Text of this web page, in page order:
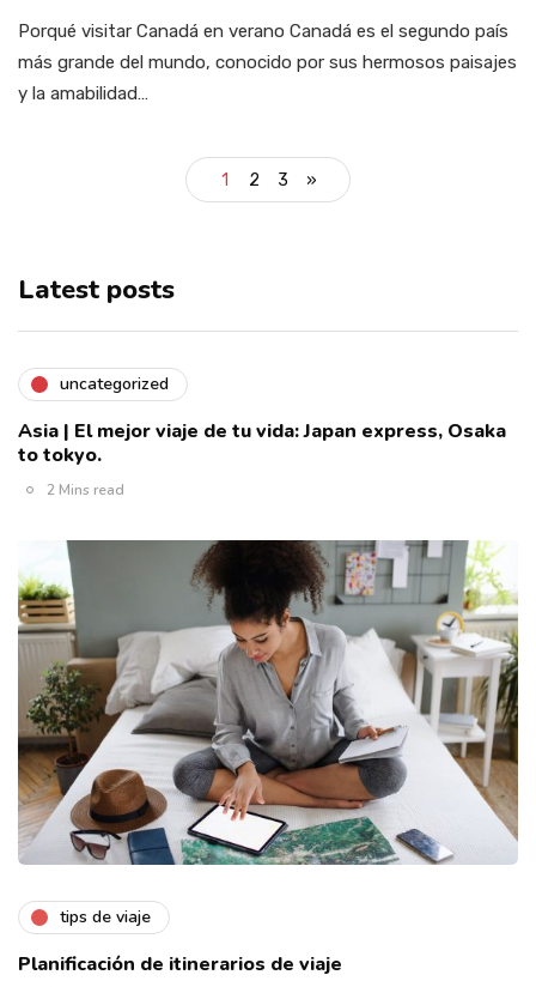
Porqué visitar Canadá en verano Canadá es el segundo país
más grande del mundo, conocido por sus hermosos paisajes
y la amabilidad…
1 2 3 »
Latest posts
uncategorized
Asia | El mejor viaje de tu vida: Japan express, Osaka
to tokyo.
2 Mins read
tips de viaje
Planificación de itinerarios de viaje